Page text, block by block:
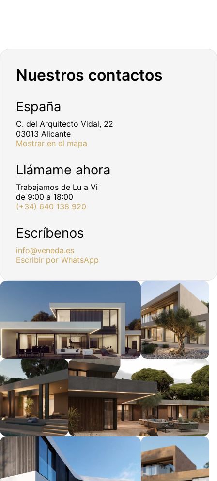
Nuestros contactos
España
C. del Arquitecto Vidal, 22
03013 Alicante
Mostrar en el mapa
Llámame ahora
Trabajamos de Lu a Vi
de 9:00 a 18:00
(+34) 640 138 920
Escríbenos
info@veneda.es
Escribir por WhatsApp